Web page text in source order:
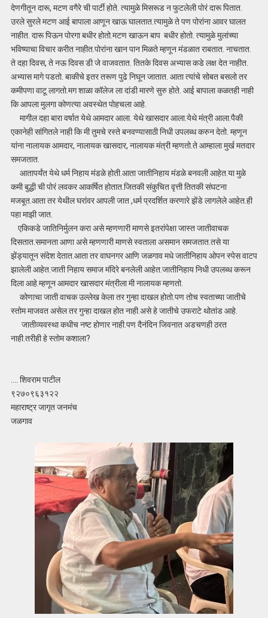
देणगीतून दारू, मटण वगैरे ची पार्टी होते. त्यामुळे मिसरूड न फुटलेली पोरं दारू पितात.
उरले सुरले मटण आई बापाला आणून खाऊ घालतात.त्यामुळे ते पण पोरांना आवर घालत
नाहीत. दारू पिऊन पोरगा बधीर होतो.मटण खाऊन बाप बधीर होतो. त्यामुळे मुलांच्या
भविष्याचा विचार करीत नाहीत.पोरांना खान पान मिळते म्हणून मंडळात राबतात. नाचतात.
ते दहा दिवस, ते नऊ दिवस डी जे वाजवतात. तितके दिवस अभ्यास कडे लक्ष देत नाहीत.
अभ्यास मागे पडतो. बाकीचे इतर तरूण पुढे निघून जातात. आता त्यांचे सोबत बसलो तर
कमीपणा वाटू लागतो.मग शाळा कॉलेज ला दांडी मारणे सुरु होते. आई बापाला कळतही नाही
कि आपला मुलगा कोणत्या अवस्थेत पोहचला आहे.
मागील दहा बारा वर्षात येथे आमदार आला. येथे खासदार आला.येथे मंत्री आला.पैकी
एकानेही सांगितले नाही कि मी तुमचे रस्ते बनवण्यासाठी निधी उपलब्ध करुन देतो. म्हणून
यांना नालायक आमदार, नालायक खासदार, नालायक मंत्री म्हणतो.ते आम्हाला मुर्ख मतदार
समजतात.
आतापर्यंत येथे धर्म निहाय मंडळे होती.आता जातीनिहाय मंडळे बनवली आहेत.या मुळे
कमी बुद्धी ची पोरं लवकर आकर्षित होतात.जितकी संकुचित वृत्ती तितकी संघटना
मजबूत.आता तर येथील घरांवर आपली जात ,धर्म प्रदर्शित करणारे झेंडे लागलेले आहेत.ही
पहा माझी जात.
एकिकडे जातिनिर्मुलन करा असे म्हणणारी माणसे इतरांपेक्षा जास्त जातीवाचक
दिसतात.समानता आणा असे म्हणणारी माणसे स्वताला असमान समजतात.तसे या
झेंड्यातून संदेश देतात.आता तर वाघनगर आणि जळगाव मधे जातीनिहाय ओपन स्पेस वाटप
झालेली आहेत.जाती निहाय समाज मंदिरे बनलेली आहेत.जातीनिहाय निधी उपलब्ध करून
दिला आहे.म्हणून आमदार खासदार मंत्रीला मी नालायक म्हणतो.
कोणाचा जाती वाचक उल्लेख केला तर गुन्हा दाखल होतो.पण तोच स्वताच्या जातीचे
स्तोम माजवत असेल तर गुन्हा दाखल होत नाही.असे हे जातीचे उफराटे थोतांड आहे.
जातीव्यवस्था कधीच नष्ट होणार नाही.पण दैनंदिन जिवनात अडचणही ठरत
नाही.तरीही हे स्तोम कशाला?
…. शिवराम पाटील
९२७०९६३१२२
महाराष्ट्र जागृत जनमंच
जळगाव